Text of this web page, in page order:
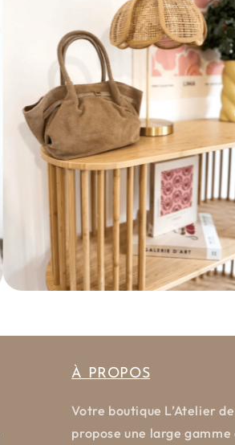
À PROPOS
Votre boutique L’Atelier
propose une large gamme